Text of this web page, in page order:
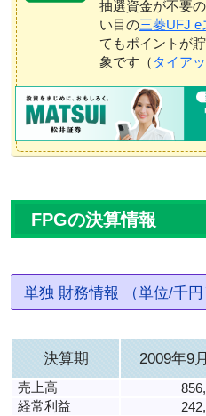
抽選資金が不要の
い目の三菱UFJ e
てもポイントが
象です（ タイア
FPGの決算情報
単独 財務情報 （単位/千円
決算期 2009年9月
売上高
経常利益